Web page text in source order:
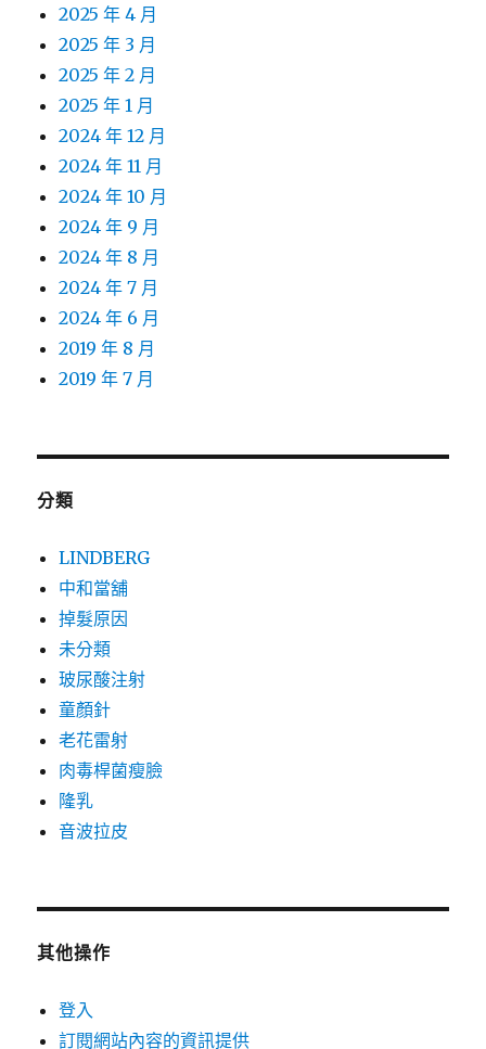
2025 年 4 月
2025 年 3 月
2025 年 2 月
2025 年 1 月
2024 年 12 月
2024 年 11 月
2024 年 10 月
2024 年 9 月
2024 年 8 月
2024 年 7 月
2024 年 6 月
2019 年 8 月
2019 年 7 月
分類
LINDBERG
中和當舖
掉髮原因
未分類
玻尿酸注射
童顏針
老花雷射
肉毒桿菌瘦臉
隆乳
音波拉皮
其他操作
登入
訂閱網站內容的資訊提供